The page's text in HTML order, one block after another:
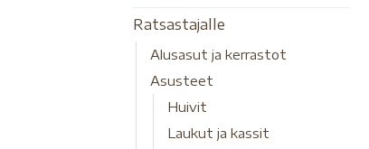
Ratsastajalle
Alusasut ja kerrastot
Asusteet
Huivit
Laukut ja kassit